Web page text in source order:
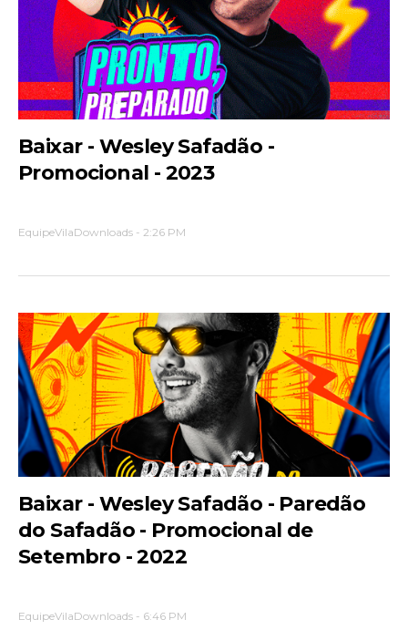
Baixar - Wesley Safadão -
Promocional - 2023
EquipeVilaDownloads - 2:26 PM
Baixar - Wesley Safadão - Paredão
do Safadão - Promocional de
Setembro - 2022
EquipeVilaDownloads - 6:46 PM